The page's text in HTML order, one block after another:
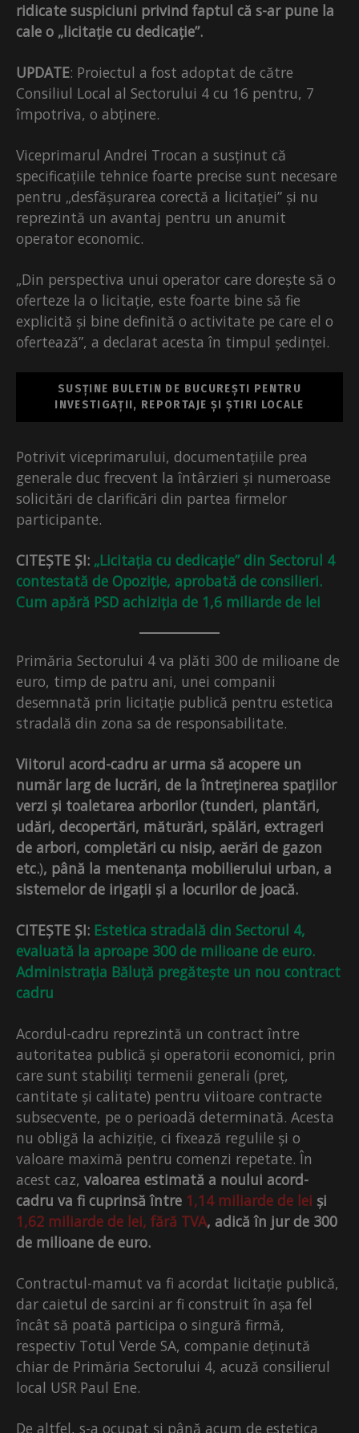
ridicate suspiciuni privind faptul că s-ar pune la
cale o „licitație cu dedicație”.
UPDATE: Proiectul a fost adoptat de către
Consiliul Local al Sectorului 4 cu 16 pentru, 7
împotriva, o abținere.
Viceprimarul Andrei Trocan a susținut că
specificațiile tehnice foarte precise sunt necesare
pentru „desfășurarea corectă a licitației” și nu
reprezintă un avantaj pentru un anumit
operator economic.
„Din perspectiva unui operator care dorește să o
oferteze la o licitație, este foarte bine să fie
explicită și bine definită o activitate pe care el o
ofertează”, a declarat acesta în timpul ședinței.
SUSȚINE BULETIN DE BUCUREȘTI PENTRU
INVESTIGAȚII, REPORTAJE ȘI ȘTIRI LOCALE
Potrivit viceprimarului, documentațiile prea
generale duc frecvent la întârzieri și numeroase
solicitări de clarificări din partea firmelor
participante.
CITEȘTE ȘI: „Licitația cu dedicație” din Sectorul 4
contestată de Opoziție, aprobată de consilieri.
Cum apără PSD achiziția de 1,6 miliarde de lei
Primăria Sectorului 4 va plăti 300 de milioane de
euro, timp de patru ani, unei companii
desemnată prin licitație publică pentru estetica
stradală din zona sa de responsabilitate.
Viitorul acord-cadru ar urma să acopere un
număr larg de lucrări, de la întreținerea spațiilor
verzi și toaletarea arborilor (tunderi, plantări,
udări, decopertări, măturări, spălări, extrageri
de arbori, completări cu nisip, aerări de gazon
etc.), până la mentenanța mobilierului urban, a
sistemelor de irigații și a locurilor de joacă.
CITEȘTE ȘI: Estetica stradală din Sectorul 4,
evaluată la aproape 300 de milioane de euro.
Administrația Băluță pregătește un nou contract
cadru
Acordul-cadru reprezintă un contract între
autoritatea publică și operatorii economici, prin
care sunt stabiliți termenii generali (preț,
cantitate și calitate) pentru viitoare contracte
subsecvente, pe o perioadă determinată. Acesta
nu obligă la achiziție, ci fixează regulile și o
valoare maximă pentru comenzi repetate. În
acest caz, valoarea estimată a noului acord-
cadru va fi cuprinsă între 1,14 miliarde de lei și
1,62 miliarde de lei, fără TVA, adică în jur de 300
de milioane de euro.
Contractul-mamut va fi acordat licitație publică,
dar caietul de sarcini ar fi construit în așa fel
încât să poată participa o singură firmă,
respectiv Totul Verde SA, companie deținută
chiar de Primăria Sectorului 4, acuză consilierul
local USR Paul Ene.
De altfel, s-a ocupat și până acum de estetica